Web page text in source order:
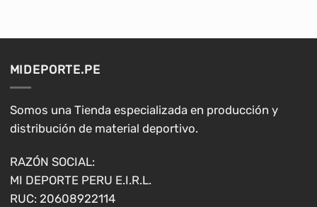
se
pueden
elegir
en
página
de
producto
elegir
en
MIDEPORTE.PE
Somos una Tienda especializada en producción y
distribución de material deportivo.
RAZÓN SOCIAL:
MI DEPORTE PERU E.I.R.L.
RUC: 20608922114